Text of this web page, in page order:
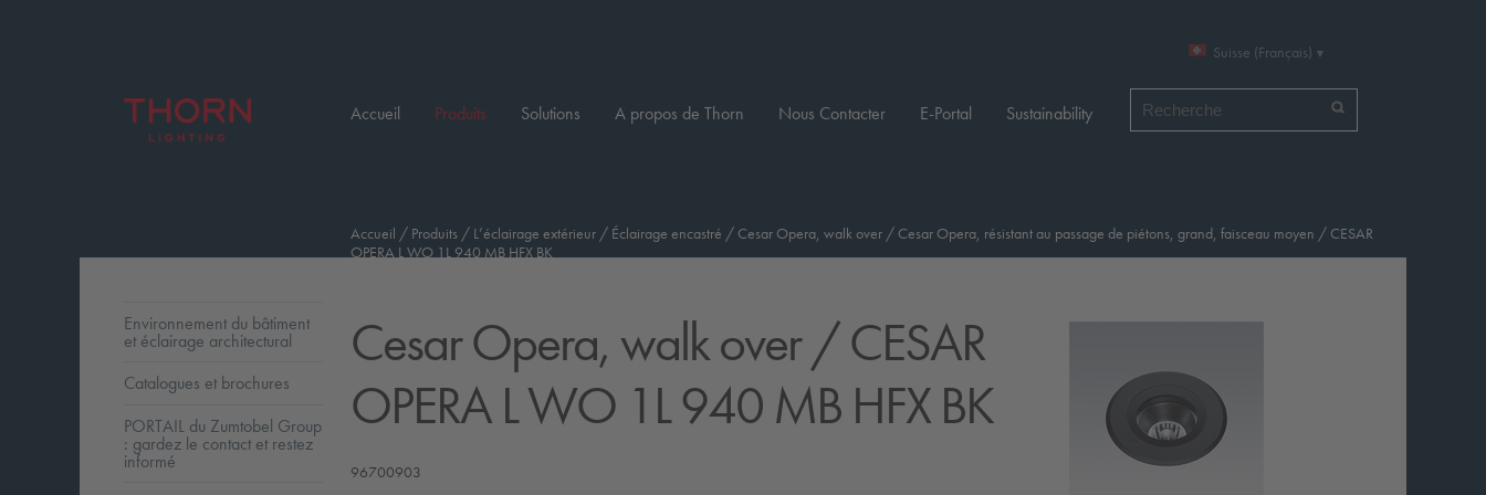
Suisse (Français)
Accueil Produits Solutions A propos de Thorn Nous Contacter E-Portal Sustainability
Accueil / Produits / L’éclairage extérieur / Éclairage encastré / Cesar Opera, walk over / Cesar Opera, résistant au passage de piétons, grand, faisceau moyen / CESAR
OPERA L WO 1L 940 MB HFX BK
Cesar Opera, walk over/ CESAR
OPERA L WO 1L 940 MB HFX BK
96700903
Environnement du bâtiment
et éclairage architectural
Catalogues et brochures
PORTAIL du Zumtobel Group
: gardez le contact et restez
informé